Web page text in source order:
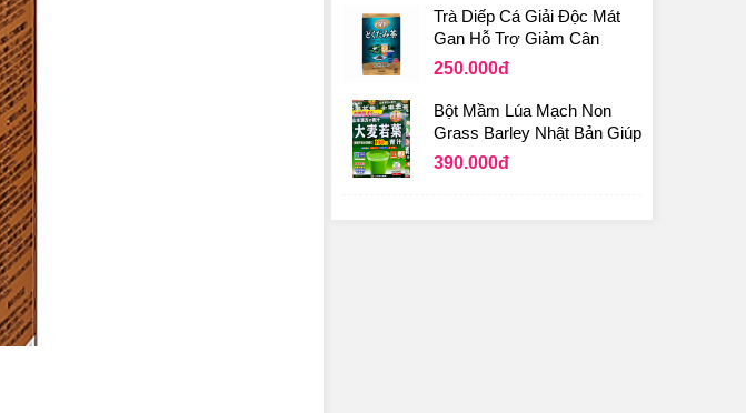
Trà Diếp Cá Giải Độc Mát
Gan Hỗ Trợ Giảm Cân
Orihiro Dokudami Tea
250.000đ
Bột Mầm Lúa Mạch Non
Grass Barley Nhật Bản Giúp
Bổ Sung Vitamin, Khoáng
390.000đ